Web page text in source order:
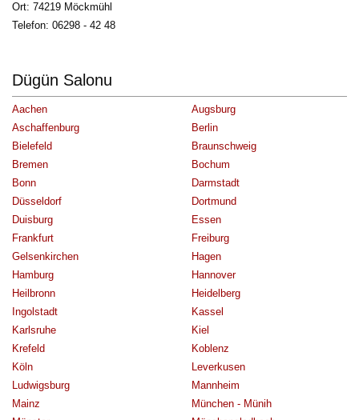
Ort: 74219 Möckmühl
Telefon: 06298 - 42 48
Dügün Salonu
Aachen
Augsburg
Aschaffenburg
Berlin
Bielefeld
Braunschweig
Bremen
Bochum
Bonn
Darmstadt
Düsseldorf
Dortmund
Duisburg
Essen
Frankfurt
Freiburg
Gelsenkirchen
Hagen
Hamburg
Hannover
Heilbronn
Heidelberg
Ingolstadt
Kassel
Karlsruhe
Kiel
Krefeld
Koblenz
Köln
Leverkusen
Ludwigsburg
Mannheim
Mainz
München - Münih